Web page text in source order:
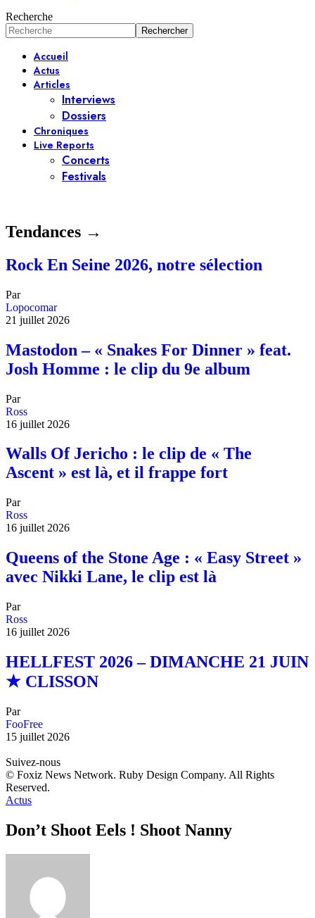
Recherche
Accueil
Actus
Articles
Interviews
Dossiers
Chroniques
Live Reports
Concerts
Festivals
Tendances →
Rock En Seine 2026, notre sélection
Par
Lopocomar
21 juillet 2026
Mastodon – « Snakes For Dinner » feat.
Josh Homme : le clip du 9e album
Par
Ross
16 juillet 2026
Walls Of Jericho : le clip de « The
Ascent » est là, et il frappe fort
Par
Ross
16 juillet 2026
Queens of the Stone Age : « Easy Street »
avec Nikki Lane, le clip est là
Par
Ross
16 juillet 2026
HELLFEST 2026 – DIMANCHE 21 JUIN
★ CLISSON
Par
FooFree
15 juillet 2026
Suivez-nous
© Foxiz News Network. Ruby Design Company. All Rights
Reserved.
Actus
Don’t Shoot Eels ! Shoot Nanny